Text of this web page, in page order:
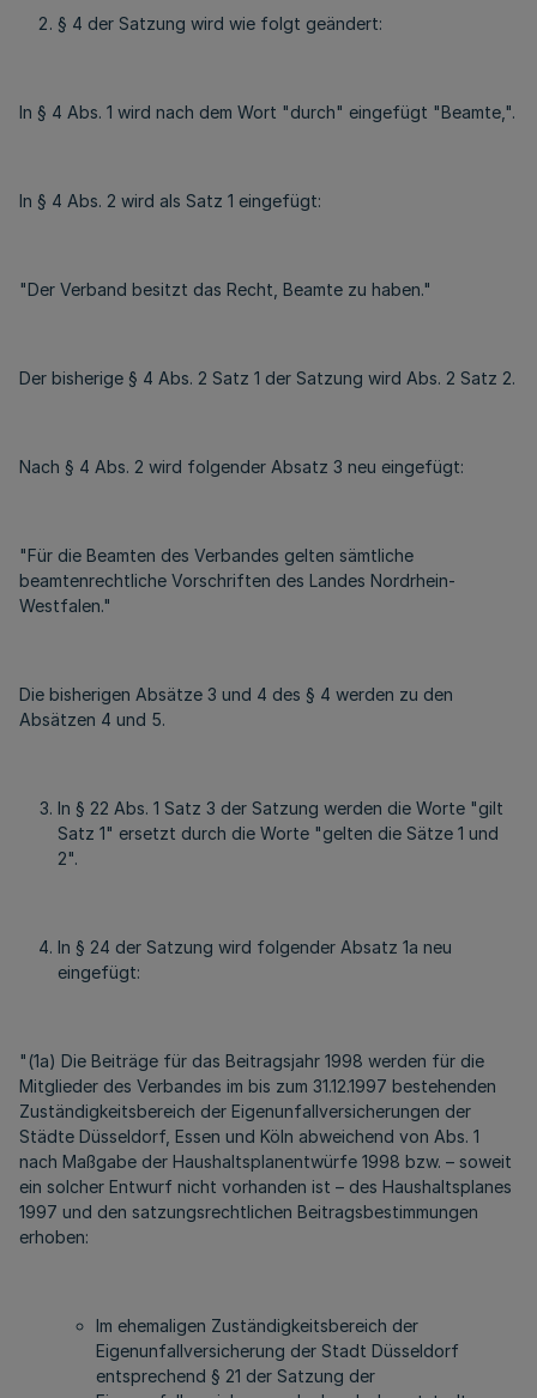
§ 4 der Satzung wird wie folgt geändert:
In § 4 Abs. 1 wird nach dem Wort "durch" eingefügt "Beamte,".
In § 4 Abs. 2 wird als Satz 1 eingefügt:
"Der Verband besitzt das Recht, Beamte zu haben."
Der bisherige § 4 Abs. 2 Satz 1 der Satzung wird Abs. 2 Satz 2.
Nach § 4 Abs. 2 wird folgender Absatz 3 neu eingefügt:
"Für die Beamten des Verbandes gelten sämtliche
beamtenrechtliche Vorschriften des Landes Nordrhein-
Westfalen."
Die bisherigen Absätze 3 und 4 des § 4 werden zu den
Absätzen 4 und 5.
In § 22 Abs. 1 Satz 3 der Satzung werden die Worte "gilt
Satz 1" ersetzt durch die Worte "gelten die Sätze 1 und
2".
In § 24 der Satzung wird folgender Absatz 1a neu
eingefügt:
"(1a) Die Beiträge für das Beitragsjahr 1998 werden für die
Mitglieder des Verbandes im bis zum 31.12.1997 bestehenden
Zuständigkeitsbereich der Eigenunfallversicherungen der
Städte Düsseldorf, Essen und Köln abweichend von Abs. 1
nach Maßgabe der Haushaltsplanentwürfe 1998 bzw. – soweit
ein solcher Entwurf nicht vorhanden ist – des Haushaltsplanes
1997 und den satzungsrechtlichen Beitragsbestimmungen
erhoben:
Im ehemaligen Zuständigkeitsbereich der
Eigenunfallversicherung der Stadt Düsseldorf
entsprechend § 21 der Satzung der